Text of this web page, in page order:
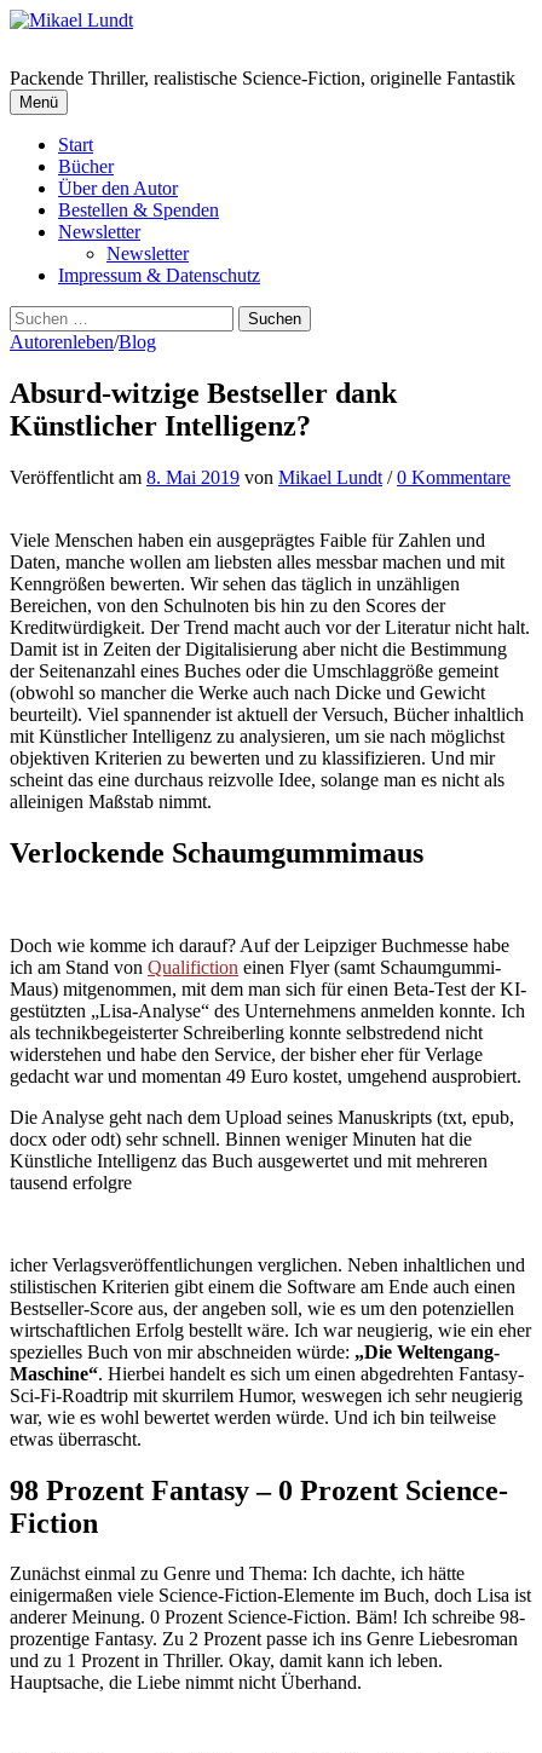
Springe
Packende Thriller, realistische Science-Fiction, originelle Fantastik
Menü
Start
Bücher
Über den Autor
Bestellen & Spenden
Newsletter
Newsletter
Impressum & Datenschutz
Suchen
nach:
Autorenleben/Blog
Absurd-witzige Bestseller dank
Künstlicher Intelligenz?
Veröffentlicht am 8. Mai 2019 von Mikael Lundt /0 Kommentare
Viele Menschen haben ein ausgeprägtes Faible für Zahlen und
Daten, manche wollen am liebsten alles messbar machen und mit
Kenngrößen bewerten. Wir sehen das täglich in unzähligen
Bereichen, von den Schulnoten bis hin zu den Scores der
Kreditwürdigkeit. Der Trend macht auch vor der Literatur nicht halt.
Damit ist in Zeiten der Digitalisierung aber nicht die Bestimmung
der Seitenanzahl eines Buches oder die Umschlaggröße gemeint
(obwohl so mancher die Werke auch nach Dicke und Gewicht
beurteilt). Viel spannender ist aktuell der Versuch, Bücher inhaltlich
mit Künstlicher Intelligenz zu analysieren, um sie nach möglichst
objektiven Kriterien zu bewerten und zu klassifizieren. Und mir
scheint das eine durchaus reizvolle Idee, solange man es nicht als
alleinigen Maßstab nimmt.
Verlockende Schaumgummimaus
Doch wie komme ich darauf? Auf der Leipziger Buchmesse habe
ich am Stand von Qualifiction einen Flyer (samt Schaumgummi-
Maus) mitgenommen, mit dem man sich für einen Beta-Test der KI-
gestützten „Lisa-Analyse“ des Unternehmens anmelden konnte. Ich
als technikbegeisterter Schreiberling konnte selbstredend nicht
widerstehen und habe den Service, der bisher eher für Verlage
gedacht war und momentan 49 Euro kostet, umgehend ausprobiert.
Die Analyse geht nach dem Upload seines Manuskripts (txt, epub,
docx oder odt) sehr schnell. Binnen weniger Minuten hat die
Künstliche Intelligenz das Buch ausgewertet und mit mehreren
tausend erfolgre
icher Verlagsveröffentlichungen verglichen. Neben inhaltlichen und
stilistischen Kriterien gibt einem die Software am Ende auch einen
Bestseller-Score aus, der angeben soll, wie es um den potenziellen
wirtschaftlichen Erfolg bestellt wäre. Ich war neugierig, wie ein eher
spezielles Buch von mir abschneiden würde: „Die Weltengang-
Maschine“. Hierbei handelt es sich um einen abgedrehten Fantasy-
Sci-Fi-Roadtrip mit skurrilem Humor, weswegen ich sehr neugierig
war, wie es wohl bewertet werden würde. Und ich bin teilweise
etwas überrascht.
98 Prozent Fantasy – 0 Prozent Science-
Fiction
Zunächst einmal zu Genre und Thema: Ich dachte, ich hätte
einigermaßen viele Science-Fiction-Elemente im Buch, doch Lisa ist
anderer Meinung. 0 Prozent Science-Fiction. Bäm! Ich schreibe 98-
prozentige Fantasy. Zu 2 Prozent passe ich ins Genre Liebesroman
und zu 1 Prozent in Thriller. Okay, damit kann ich leben.
Hauptsache, die Liebe nimmt nicht Überhand.